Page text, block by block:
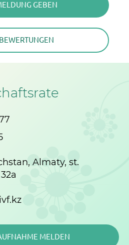
GEBEN
Almaty, st.
MELDEN